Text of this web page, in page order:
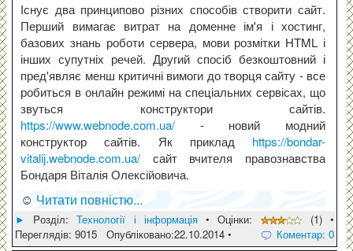
Існує два принципово різних способів створити сайт.
Перший вимагає витрат на доменне ім'я і хостинг,
базових знань роботи сервера, мови розмітки HTML і
інших супутніх речей. Другий спосіб безкоштовний і
пред'являє менш критичні вимоги до творця сайту - все
робиться в онлайн режимі на спеціальних сервісах, що
звуться конструктори сайтів.
https://www.webnode.com.ua/- новий модний
конструктор сайтів. Як приклад https://bondar-
vitalij.webnode.com.ua/сайт вчителя правознавства
Бондаря Віталія Олексійовича.
☺ Читати повністю...
► Pозділ:Технології і інформація• Оцінки:
(1) •
Переглядів: 9015 Опубліковано:22.10.2014 •
Коментар: 0